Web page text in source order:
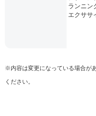
ランニン
エクササ
※内容は変更になっている場合が
ください。